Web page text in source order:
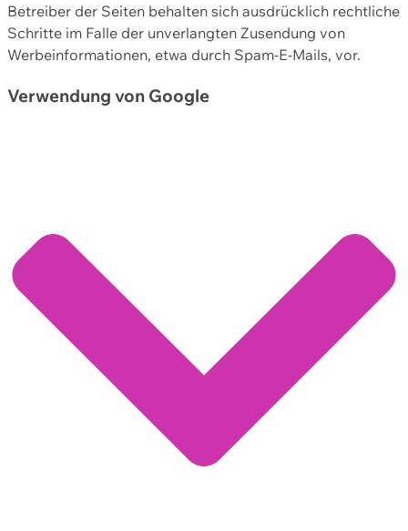
Betreiber der Seiten behalten sich ausdrücklich rechtliche
Schritte im Falle der unverlangten Zusendung von
Werbeinformationen, etwa durch Spam-E-Mails, vor.
Verwendung von Google